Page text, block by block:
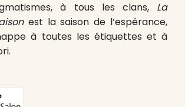
à tous les clans, La
est la saison de l’espérance,
à toutes les étiquettes et à